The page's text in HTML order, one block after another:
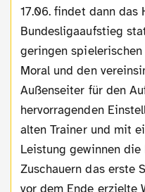
17.06. findet dann das
Bundesligaaufstieg
geringen
Moral und den
Außenseiter für den
hervorragenden
alten Trainer und mit
Leistung gewinnen
Zuschauern das erste
vor dem Ende erzielte